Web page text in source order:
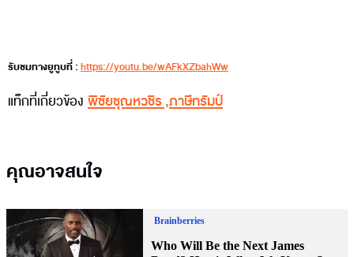
รับชมทางยูทูบที่ : https://youtu.be/wAFkXZbahWw
แท็กที่เกี่ยวข้อง พิชัยชุณหวชิร,ภาษีทรัมป์
คุณอาจสนใจ